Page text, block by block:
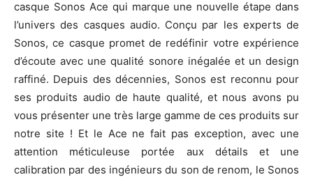
casque Sonos Ace qui marque une nouvelle étape dans
l’univers des casques audio. Conçu par les experts de
Sonos, ce casque promet de redéfinir votre expérience
d’écoute avec une qualité sonore inégalée et un design
raffiné. Depuis des décennies, Sonos est reconnu pour
ses produits audio de haute qualité, et nous avons pu
vous présenter une très large gamme de ces produits sur
notre site ! Et le Ace ne fait pas exception, avec une
attention méticuleuse portée aux détails et une
calibration par des ingénieurs du son de renom, le Sonos